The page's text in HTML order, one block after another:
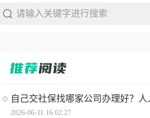
自己交社保找哪家公司办理好？人
2026-06-11 16:02:27